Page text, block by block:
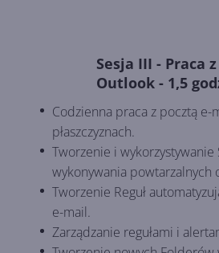
Sesja III - Praca
Outlook - 1,5
Codzienna praca z pocztą e-
płaszczyznach.
Tworzenie i
wykonywania powtarzalnych
Tworzenie Reguł
e-mail.
Zarządzanie regułami i